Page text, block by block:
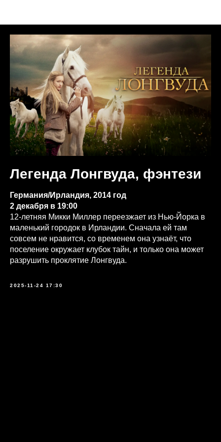
Легенда Лонгвуда, фэнтези
Германия/Ирландия, 2014 год
2 декабря в 19:00
12-летняя Микки Миллер переезжает из Нью-Йорка в
маленький городок в Ирландии. Сначала ей там
совсем не нравится, со временем она узнаёт, что
поселение окружает клубок тайн, и только она может
разрушить проклятие Лонгвуда.
2025-11-24 17:30